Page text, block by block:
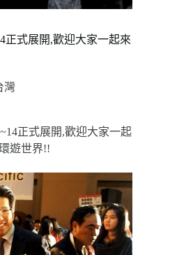
正式展開,歡迎大家一起來
灣